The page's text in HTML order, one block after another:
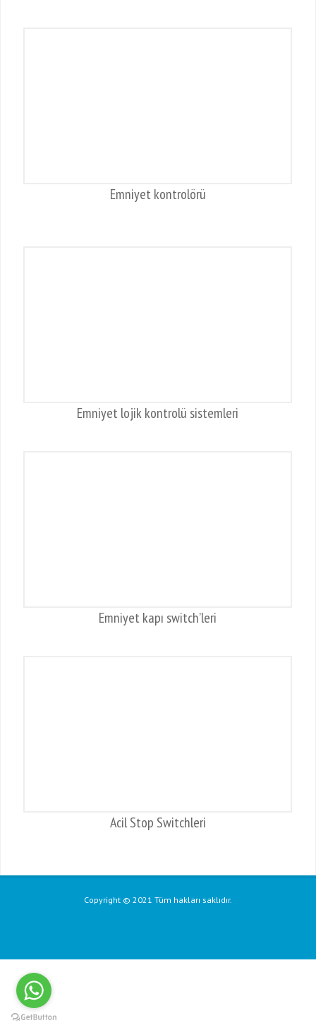
Emniyet kontrolörü
Emniyet lojik kontrolü sistemleri
Emniyet kapı switch’leri
Acil Stop Switchleri
Copyright © 2021 Tüm hakları saklıdır.